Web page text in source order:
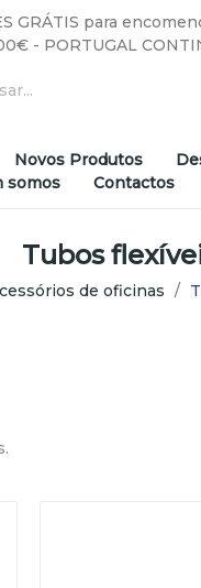
GRÁTIS para
- PORTUGAL
Novos Produtos
somos
Contactos
Tubos
de oficinas